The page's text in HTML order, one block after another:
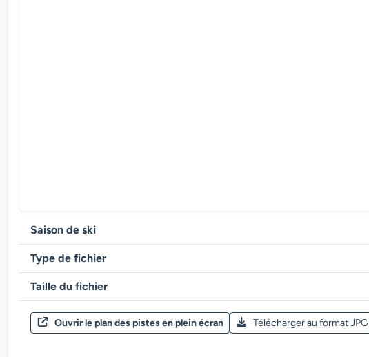
Saison de ski
Type de fichier
Taille du fichier
Ouvrir le plan des pistes en plein écran Télécharger au format JPG